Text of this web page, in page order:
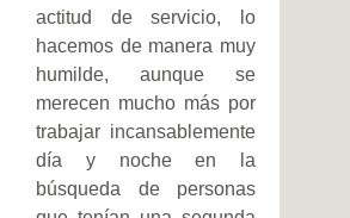
actitud de servicio, lo
hacemos de manera muy
humilde, aunque se
merecen mucho más por
trabajar incansablemente
día y noche en la
búsqueda de personas